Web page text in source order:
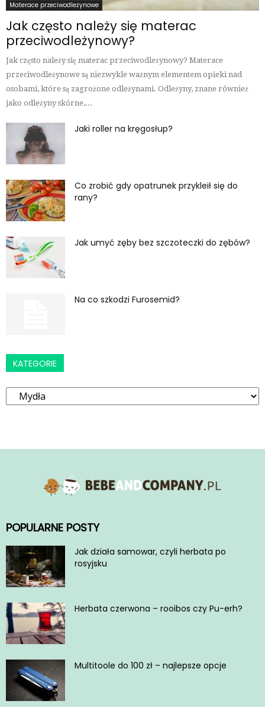
Materace przeciwodleżynowe
Jak często należy się materac
przeciwodleżynowy?
Jak często należy się materac przeciwodleżynowy? Materace
przeciwodleżynowe są niezwykle ważnym elementem opieki nad
osobami, które są zagrożone odleżynami. Odleżyny, znane również
jako odleżyny skórne,...
Jaki roller na kręgosłup?
Co zrobić gdy opatrunek przykleił się do
rany?
Jak umyć zęby bez szczoteczki do zębów?
Na co szkodzi Furosemid?
KATEGORIE
Kategorie
POPULARNE POSTY
Jak działa samowar, czyli herbata po
rosyjsku
Herbata czerwona – rooibos czy Pu-erh?
Multitoole do 100 zł – najlepsze opcje